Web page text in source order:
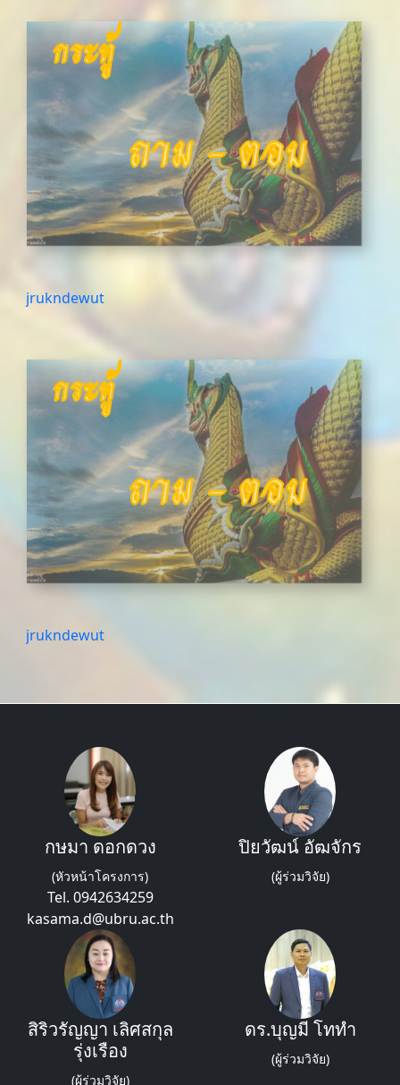
jrukndewut
jrukndewut
กษมา ดอกดวง
(หัวหน้าโครงการ)
Tel. 0942634259
kasama.d@ubru.ac.th
ปิยวัฒน์ อัฒจักร
(ผู้ร่วมวิจัย)
สิริวรัญญา เลิศสกุล
รุ่งเรือง
(ผู้ร่วมวิจัย)
ดร.บุญมี โททำ
(ผู้ร่วมวิจัย)